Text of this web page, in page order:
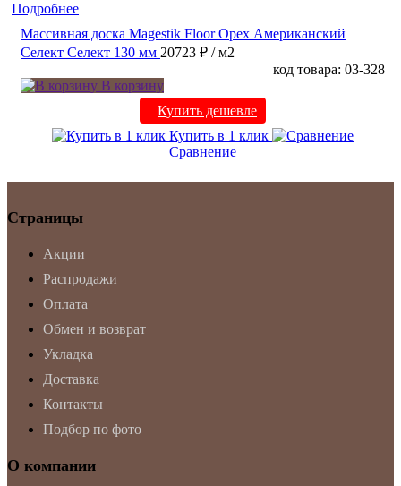
Подробнее
Массивная доска Magestik Floor Орех Американский
Селект Селект 130 мм 20723 ₽ / м2
код товара: 03-328
В корзину
Купить дешевле
Купить в 1 клик
Сравнение
Страницы
Акции
Распродажи
Оплата
Обмен и возврат
Укладка
Доставка
Контакты
Подбор по фото
О компании